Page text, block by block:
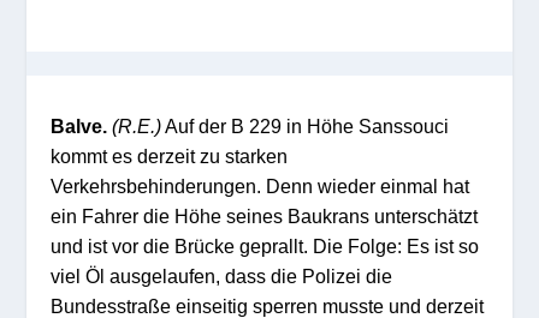
Balve. (R.E.)Auf der B 229 in Höhe Sanssouci
kommt es derzeit zu starken
Verkehrsbehinderungen. Denn wieder einmal hat
ein Fahrer die Höhe seines Baukrans unterschätzt
und ist vor die Brücke geprallt. Die Folge: Es ist so
viel Öl ausgelaufen, dass die Polizei die
Bundesstraße einseitig sperren musste und derzeit